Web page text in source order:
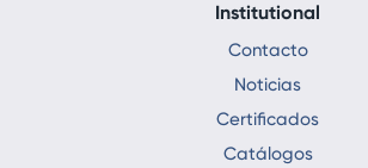
Institutional
Contacto
Noticias
Certificados
Catálogos